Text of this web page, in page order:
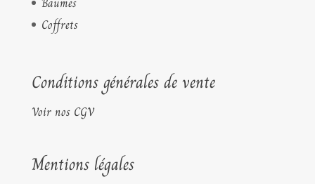
Coffrets
Conditions générales de vente
Voir nos CGV
Mentions légales